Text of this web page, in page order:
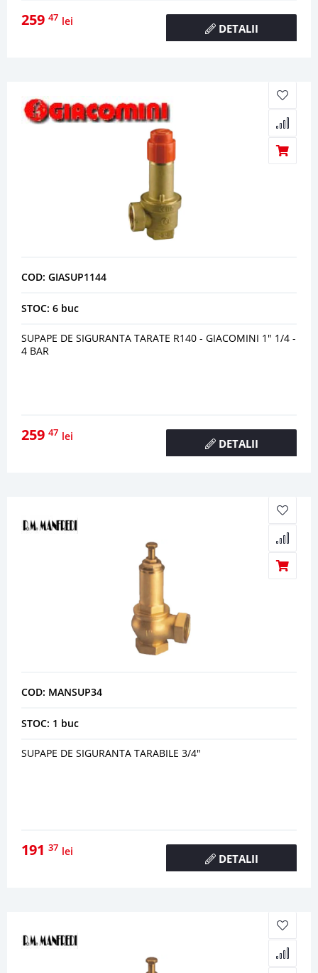
259 47 lei
DETALII
COD: GIASUP1144
STOC: 6 buc
SUPAPE DE SIGURANTA TARATE R140 - GIACOMINI 1" 1/4 -
4 BAR
259 47 lei
DETALII
COD: MANSUP34
STOC: 1 buc
SUPAPE DE SIGURANTA TARABILE 3/4"
191 37 lei
DETALII